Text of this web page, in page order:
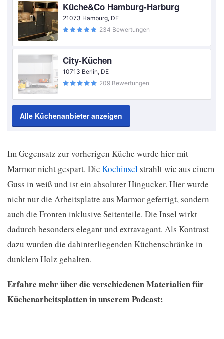
Küche&Co Hamburg-Harburg
21073 Hamburg, DE
234 Bewertungen
City-Küchen
10713 Berlin, DE
209 Bewertungen
Alle Küchenanbieter anzeigen
Im Gegensatz zur vorherigen Küche wurde hier mit
Marmor nicht gespart. Die Kochinselstrahlt wie aus einem
Guss in weiß und ist ein absoluter Hingucker. Hier wurde
nicht nur die Arbeitsplatte aus Marmor gefertigt, sondern
auch die Fronten inklusive Seitenteile. Die Insel wirkt
dadurch besonders elegant und extravagant. Als Kontrast
dazu wurden die dahinterliegenden Küchenschränke in
dunklem Holz gehalten.
Erfahre mehr über die verschiedenen Materialien für
Küchenarbeitsplatten in unserem Podcast: